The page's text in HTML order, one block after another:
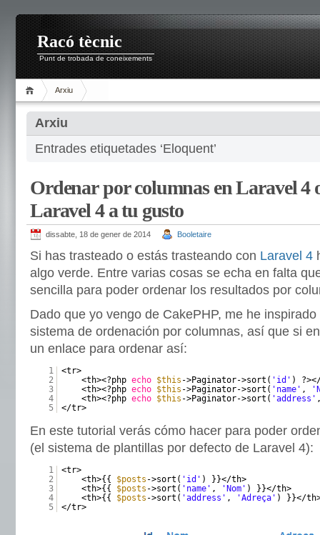
Racó tècnic
Punt de trobada de coneixements
Arxiu
Arxiu
Entrades etiquetades ‘Eloquent’
Ordenar por columnas en Laravel 4
Laravel 4 a tu gusto
dissabte, 18 de gener de 2014 Booletaire
Si has trasteado o estás trasteando con Laravel 4
algo verde. Entre varias cosas se echa en falta
sencilla para poder ordenar los resultados por
Dado que yo vengo de CakePHP, me he
sistema de ordenación por columnas, así que si
un enlace para ordenar así:
1
<tr>
2
<th><?php echo $this ->Paginator->sort( 'id' )
3
<th><?php echo $this ->Paginator->sort( 'name' ,
4
<th><?php echo $this ->Paginator->sort( 'address'
5
</tr>
En este tutorial verás cómo hacer para poder
(el sistema de plantillas por defecto de Laravel 4):
1
<tr>
2
<th>{{ $posts ->sort( 'id' ) }}</th>
3
<th>{{ $posts ->sort( 'name' , 'Nom' ) }}</th>
4
<th>{{ $posts ->sort( 'address' , 'Adreça' ) }}</
5
</tr>